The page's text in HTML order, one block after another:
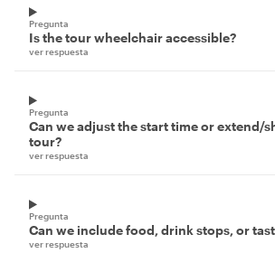
Pregunta
Is the tour wheelchair accessible?
ver respuesta
Pregunta
Can we adjust the start time or extend/
tour?
ver respuesta
Pregunta
Can we include food, drink stops, or
ver respuesta